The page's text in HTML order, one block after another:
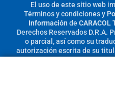
El uso de este sitio web
Términos y condicionesy
Información de CARACOL
Derechos Reservados D.R.A.
o parcial, así como su
autorización escrita de su